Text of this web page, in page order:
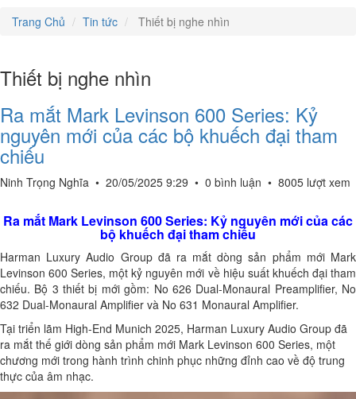
Trang Chủ
Tin tức Thiết bị nghe nhìn
Thiết bị nghe nhìn
Ra mắt Mark Levinson 600 Series: Kỷ
nguyên mới của các bộ khuếch đại tham
chiếu
Ninh Trọng Nghĩa • 20/05/2025 9:29 • 0 bình luận • 8005 lượt xem
Ra mắt Mark Levinson 600 Series: Kỷ nguyên mới của các
bộ khuếch đại tham chiếu
Harman Luxury Audio Group đã ra mắt dòng sản phẩm mới Mark
Levinson 600 Series, một kỷ nguyên mới về hiệu suất khuếch đại tham
chiếu. Bộ 3 thiết bị mới gồm: No 626 Dual-Monaural Preamplifier, No
632 Dual-Monaural Amplifier và No 631 Monaural Amplifier.
Tại triển lãm High-End Munich 2025, Harman Luxury Audio Group đã
ra mắt thế giới dòng sản phẩm mới Mark Levinson 600 Series, một
chương mới trong hành trình chinh phục những đỉnh cao về độ trung
thực của âm nhạc.